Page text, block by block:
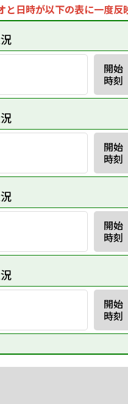
日時が以下の表に一度反
開始
時刻
開始
時刻
開始
時刻
開始
時刻